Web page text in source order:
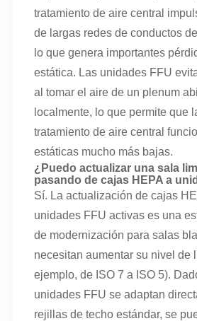
tratamiento de aire central
de largas redes de conductos
lo que genera importantes
estática. Las unidades FFU
al tomar el aire de un plenum
localmente, lo que permite que
tratamiento de aire central
estáticas mucho más bajas.
¿Puedo actualizar una sala
pasando de cajas HEPA a
Sí. La actualización de cajas
unidades FFU activas es una
de modernización para salas
necesitan aumentar su nivel de
ejemplo, de ISO 7 a ISO 5).
unidades FFU se adaptan
rejillas de techo estándar, se